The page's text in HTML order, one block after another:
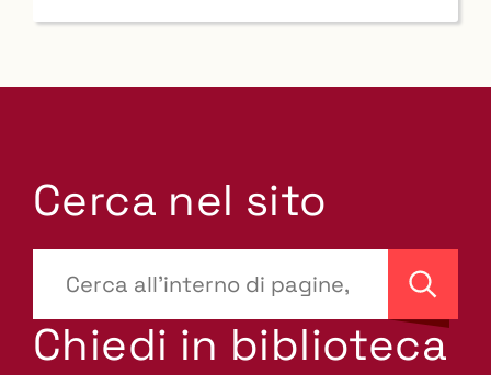
Cerca nel sito
site-
search.label???
Cerca
Chiedi in biblioteca